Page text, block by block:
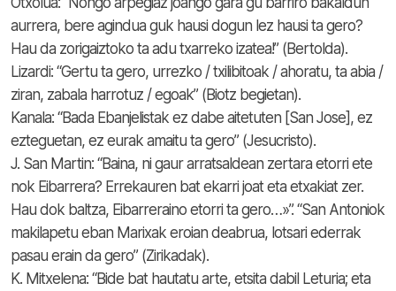
aurrera, bere agindua guk hausi dogun lez hausi ta gero?
Hau da zorigaiztoko ta adu txarreko izatea!” (Bertolda).
Lizardi: “Gertu ta gero, urrezko / txilibitoak / ahoratu, ta abia /
ziran, zabala harrotuz / egoak” (Biotz begietan).
Kanala: “Bada Ebanjelistak ez dabe aitetuten [San Jose], ez
ezteguetan, ez eurak amaitu ta gero” (Jesucristo).
J. San Martin: “Baina, ni gaur arratsaldean zertara etorri ete
nok Eibarrera? Errekauren bat ekarri joat eta etxakiat zer.
Hau dok baltza, Eibarreraino etorri ta gero…»”. “San Antoniok
makilapetu eban Marixak eroian deabrua, lotsari ederrak
pasau erain da gero” (Zirikadak).
K. Mitxelena: “Bide bat hautatu arte, etsita dabil Leturia; eta